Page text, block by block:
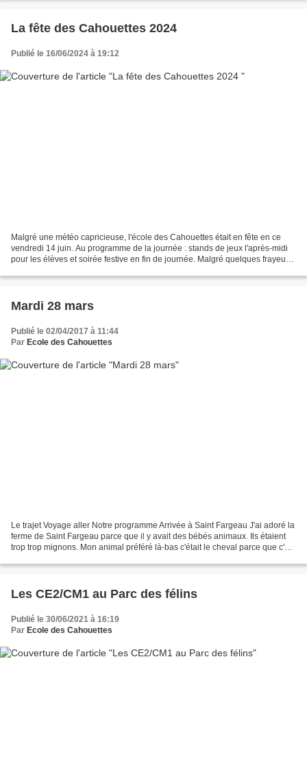
La fête des Cahouettes 2024
Publié le 16/06/2024 à 19:12
Malgré une météo capricieuse, l'école des Cahouettes était en fête en ce
vendredi 14 juin. Au programme de la journée : stands de jeux l'après-midi
pour les élèves et soirée festive en fin de journée. Malgré quelques frayeurs
Mardi 28 mars
Publié le 02/04/2017 à 11:44
Par Ecole des Cahouettes
Le trajet Voyage aller Notre programme Arrivée à Saint Fargeau J'ai adoré la
ferme de Saint Fargeau parce que il y avait des bébés animaux. Ils étaient
trop trop mignons. Mon animal préféré là-bas c'était le cheval parce que c'est
Les CE2/CM1 au Parc des félins
Publié le 30/06/2021 à 16:19
Par Ecole des Cahouettes